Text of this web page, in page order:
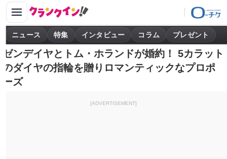
ニュース 特集 インタビュー コラム プレゼント
ゼンデイヤとトム・ホランドが婚約！ 5カラット
のダイヤの指輪を贈りロマンティックなプロポ
ーズ
[ADVERTISEMENT]